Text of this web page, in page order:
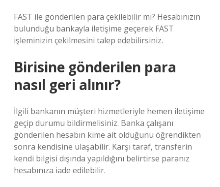
FAST ile gönderilen para çekilebilir mi? Hesabınızın
bulunduğu bankayla iletişime geçerek FAST
işleminizin çekilmesini talep edebilirsiniz.
Birisine gönderilen para
nasıl geri alınır?
İlgili bankanın müşteri hizmetleriyle hemen iletişime
geçip durumu bildirmelisiniz. Banka çalışanı
gönderilen hesabın kime ait olduğunu öğrendikten
sonra kendisine ulaşabilir. Karşı taraf, transferin
kendi bilgisi dışında yapıldığını belirtirse paranız
hesabınıza iade edilebilir.